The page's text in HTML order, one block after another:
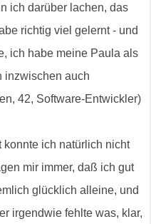
ich darüber lachen, das
richtig viel gelernt - und
ich habe meine Paula als
inzwischen auch
42, Software-Entwickler)
konnte ich natürlich nicht
mir immer, daß ich gut
glücklich alleine, und
irgendwie fehlte was, klar,